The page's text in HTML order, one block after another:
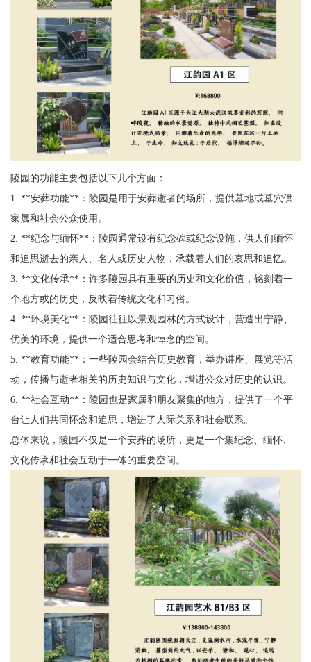
陵园的功能主要包括以下几个方面：
1. **安葬功能**：陵园是用于安葬逝者的场所，提供墓地或墓穴供
家属和社会公众使用。
2. **纪念与缅怀**：陵园通常设有纪念碑或纪念设施，供人们缅怀
和追思逝去的亲人、名人或历史人物，承载着人们的哀思和追忆。
3. **文化传承**：许多陵园具有重要的历史和文化价值，铭刻着一
个地方或的历史，反映着传统文化和习俗。
4. **环境美化**：陵园往往以景观园林的方式设计，营造出宁静、
优美的环境，提供一个适合思考和悼念的空间。
5. **教育功能**：一些陵园会结合历史教育，举办讲座、展览等活
动，传播与逝者相关的历史知识与文化，增进公众对历史的认识。
6. **社会互动**：陵园也是家属和朋友聚集的地方，提供了一个平
台让人们共同怀念和追思，增进了人际关系和社会联系。
总体来说，陵园不仅是一个安葬的场所，更是一个集纪念、缅怀、
文化传承和社会互动于一体的重要空间。